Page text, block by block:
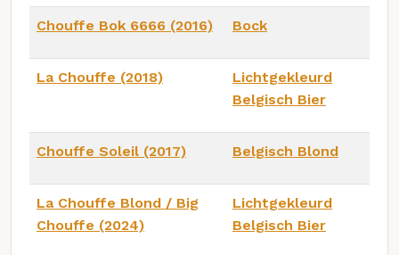
Chouffe Bok 6666 (2016) Bock
La Chouffe (2018)
Lichtgekleurd
Belgisch Bier
Chouffe Soleil (2017) Belgisch Blond
La Chouffe Blond / Big
Chouffe (2024)
Lichtgekleurd
Belgisch Bier